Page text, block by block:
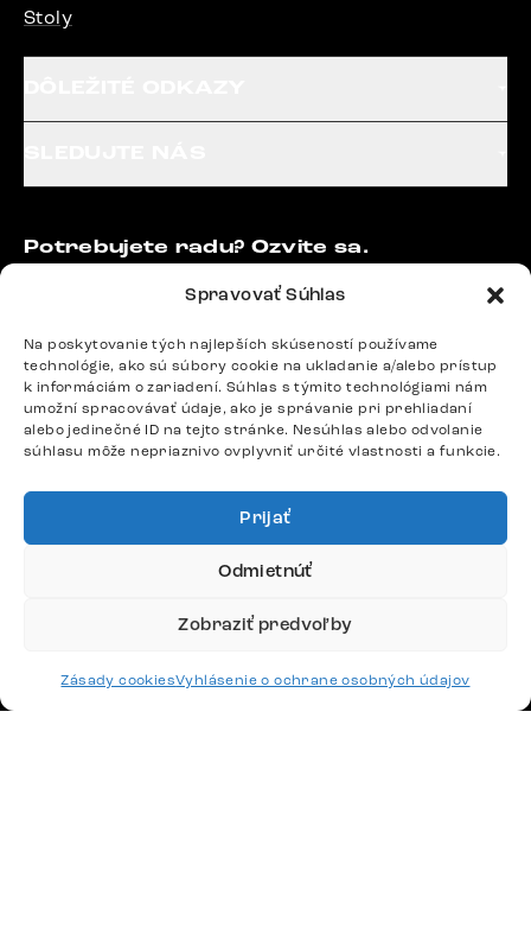
Spravovať Súhlas
Na poskytovanie tých najlepších skúseností používame
technológie, ako sú súbory cookie na ukladanie a/alebo prístup
k informáciám o zariadení. Súhlas s týmito technológiami nám
umožní spracovávať údaje, ako je správanie pri prehliadaní
alebo jedinečné ID na tejto stránke. Nesúhlas alebo odvolanie
súhlasu môže nepriaznivo ovplyvniť určité vlastnosti a funkcie.
Prijať
Odmietnúť
Zobraziť predvoľby
Zásady cookiesVyhlásenie o ochrane osobných údajov
Stoly
Potrebujete radu? Ozvite sa.
Po – Pia: 9:00 – 17:00
Odpovedáme do 24 hodín.
Google recenzie
Platby